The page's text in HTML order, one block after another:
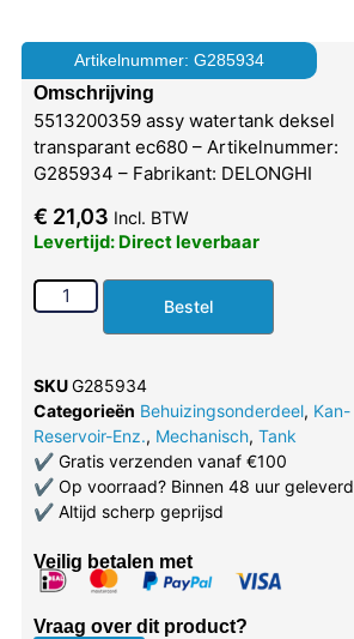
Artikelnummer: G285934
Omschrijving
5513200359 assy watertank deksel
transparant ec680 – Artikelnummer:
G285934 – Fabrikant: DELONGHI
€ 21,03 Incl. BTW
Levertijd: Direct leverbaar
Bestel
SKUG285934
Categorieën Behuizingsonderdeel, Kan-
Reservoir-Enz., Mechanisch, Tank
✔Gratis verzenden vanaf €100
✔Op voorraad? Binnen 48 uur geleverd
✔Altijd scherp geprijsd
Veilig betalen met
Vraag over dit product?